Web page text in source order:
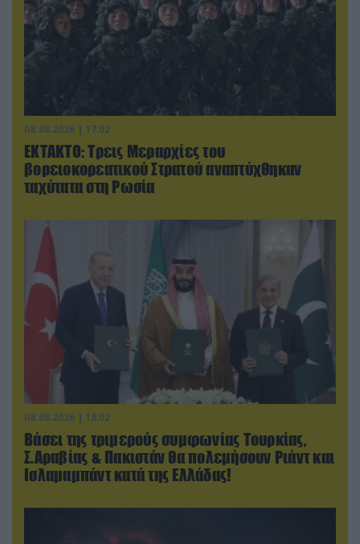
08.08.2026 | 17:02
ΕΚΤΑΚΤΟ: Τρεις Μεραρχίες του
βορειοκορεατικού Στρατού αναπτύχθηκαν
ταχύτατα στη Ρωσία
08.08.2026 | 18:02
Βάσει της τριμερούς συμφωνίας Τουρκίας,
Σ.Αραβίας & Πακιστάν θα πολεμήσουν Ριάντ και
Ισλαμαμπάντ κατά της Ελλάδας!